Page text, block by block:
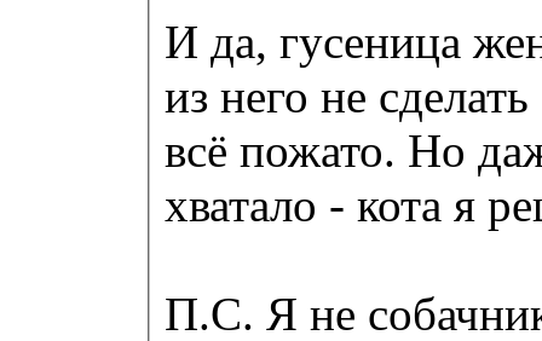
И да, гусеница
из него не
всё пожато. Но
хватало - кота я
П.С. Я не